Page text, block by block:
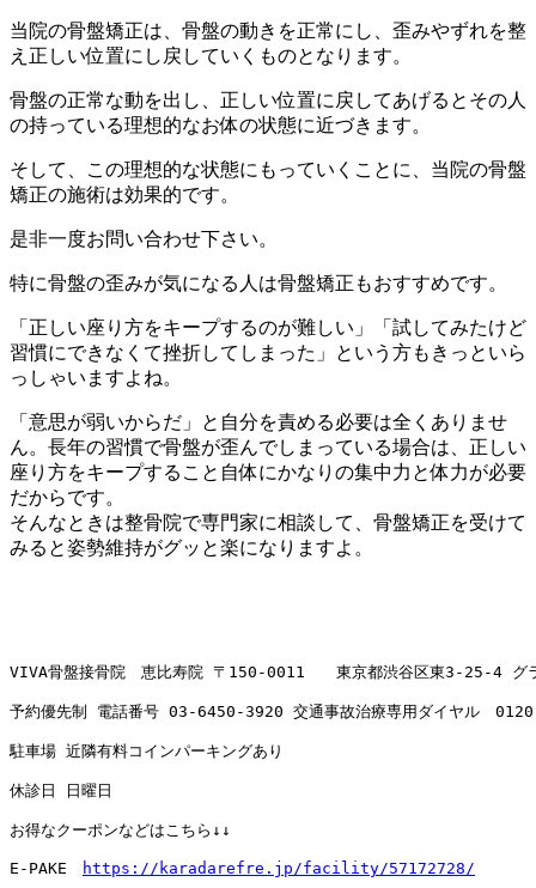
当院の骨盤矯正は、骨盤の動きを正常にし、歪みやずれを整
え正しい位置にし戻していくものとなります。
骨盤の正常な動を出し、正しい位置に戻してあげるとその人
の持っている理想的なお体の状態に近づきます。
そして、この理想的な状態にもっていくことに、当院の骨盤
矯正の施術は効果的です。
是非一度お問い合わせ下さい。
特に骨盤の歪みが気になる人は骨盤矯正もおすすめです。
「正しい座り方をキープするのが難しい」「試してみたけど
習慣にできなくて挫折してしまった」という方もきっといら
っしゃいますよね。
「意思が弱いからだ」と自分を責める必要は全くありませ
ん。長年の習慣で骨盤が歪んでしまっている場合は、正しい
座り方をキープすること自体にかなりの集中力と体力が必要
だからです。
そんなときは整骨院で専門家に相談して、骨盤矯正を受けて
みると姿勢維持がグッと楽になりますよ。
VIVA骨盤接骨院　恵比寿院 〒150-0011　　東京都渋谷区東3-25-4 グ
予約優先制 電話番号 03-6450-3920 交通事故治療専用ダイヤル
駐車場 近隣有料コインパーキングあり
休診日 日曜日
お得なクーポンなどはこちら↓↓
E-PAKE https://karadarefre.jp/facility/57172728/